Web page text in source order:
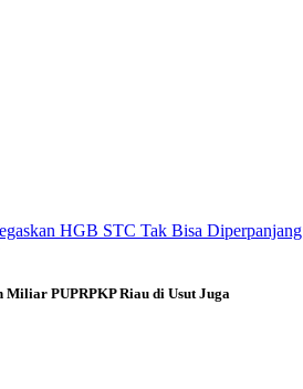
HGB STC Tak Bisa Diperpanjang
Miliar PUPRPKP Riau di Usut Juga